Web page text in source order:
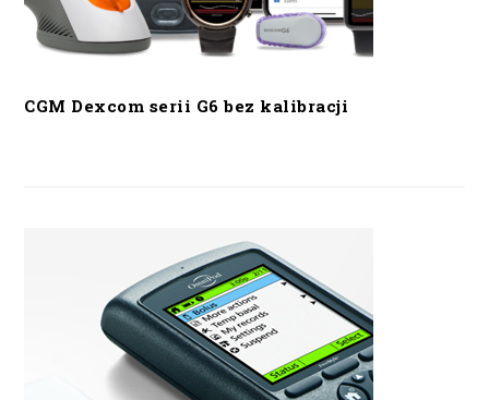
CGM Dexcom serii G6 bez kalibracji